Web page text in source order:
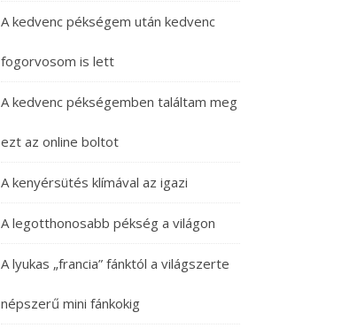
A kedvenc pékségem után kedvenc
fogorvosom is lett
A kedvenc pékségemben találtam meg
ezt az online boltot
A kenyérsütés klímával az igazi
A legotthonosabb pékség a világon
A lyukas „francia” fánktól a világszerte
népszerű mini fánkokig